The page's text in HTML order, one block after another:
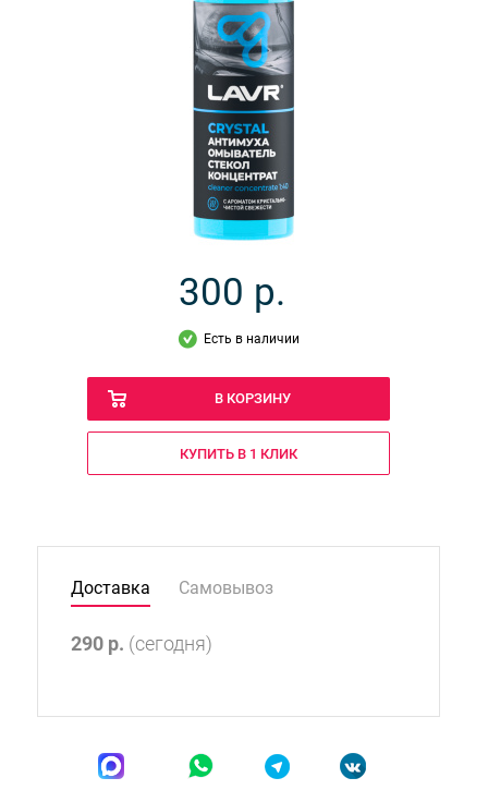
300 р.
Есть в наличии
В КОРЗИНУ
КУПИТЬ В 1 КЛИК
Доставка Самовывоз
290 р. (сегодня)